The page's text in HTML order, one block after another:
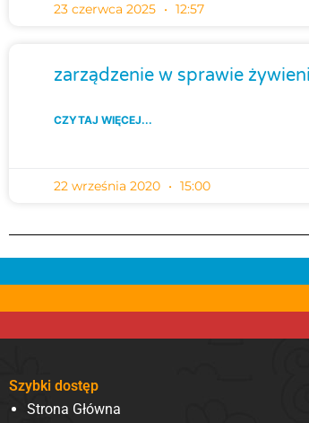
23 czerwca 2025 12:57
zarządzenie w sprawie
CZYTAJ WIĘCEJ...
22 września 2020 15:00
Szybki dostęp
Strona Główna